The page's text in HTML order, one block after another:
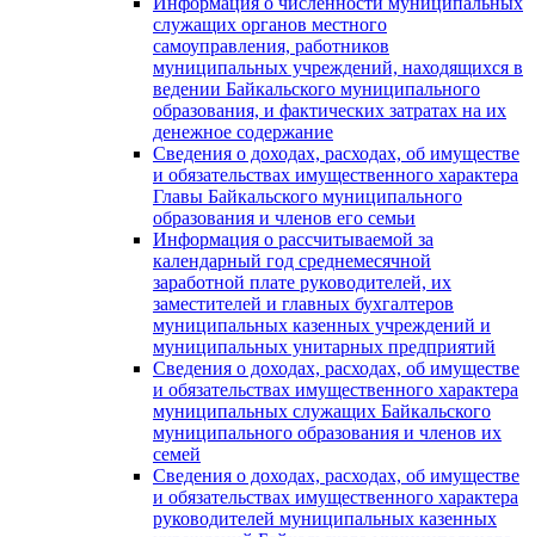
служащих органов местного
самоуправления, работников
муниципальных учреждений, находящихся в
ведении Байкальского муниципального
образования, и фактических затратах на их
денежное содержание
Сведения о доходах, расходах, об имуществе
и обязательствах имущественного характера
Главы Байкальского муниципального
образования и членов его семьи
Информация о рассчитываемой за
календарный год среднемесячной
заработной плате руководителей, их
заместителей и главных бухгалтеров
муниципальных казенных учреждений и
муниципальных унитарных предприятий
Сведения о доходах, расходах, об имуществе
и обязательствах имущественного характера
муниципальных служащих Байкальского
муниципального образования и членов их
семей
Сведения о доходах, расходах, об имуществе
и обязательствах имущественного характера
руководителей муниципальных казенных